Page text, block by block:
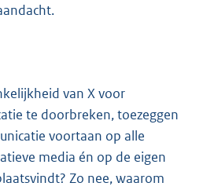
van X voor
te doorbreken, toezeggen
voortaan op alle
media én op de eigen
Zo nee, waarom